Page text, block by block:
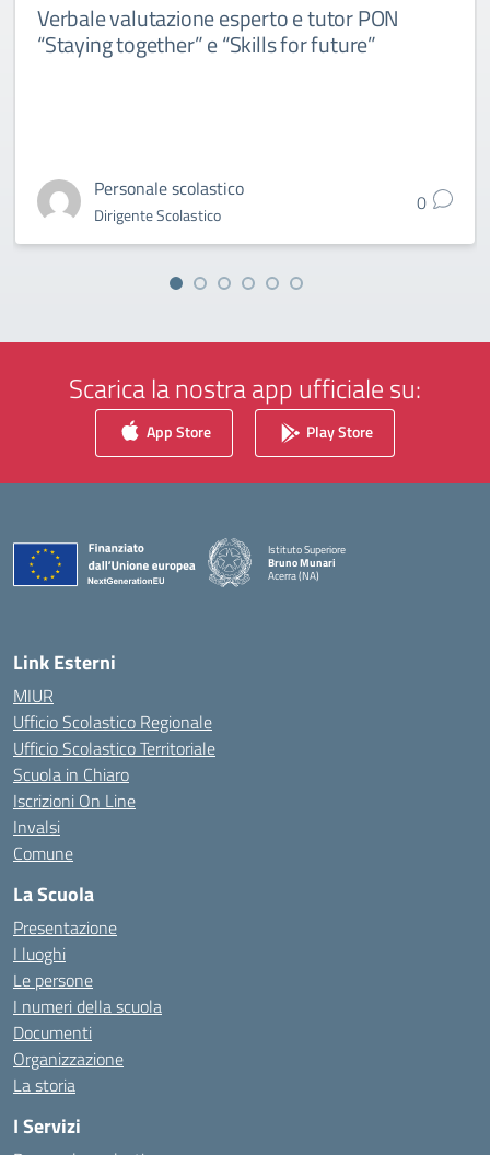
Verbale valutazione esperto e tutor PON
“Staying together” e “Skills for future”
Personale scolastico
Dirigente Scolastico 0
Scarica la nostra app ufficiale su:
App Store Play Store
Istituto Superiore
Bruno Munari
Acerra (NA)
Link Esterni
MIUR
Ufficio Scolastico Regionale
Ufficio Scolastico Territoriale
Scuola in Chiaro
Iscrizioni On Line
Invalsi
Comune
La Scuola
Presentazione
I luoghi
Le persone
I numeri della scuola
Documenti
Organizzazione
La storia
I Servizi